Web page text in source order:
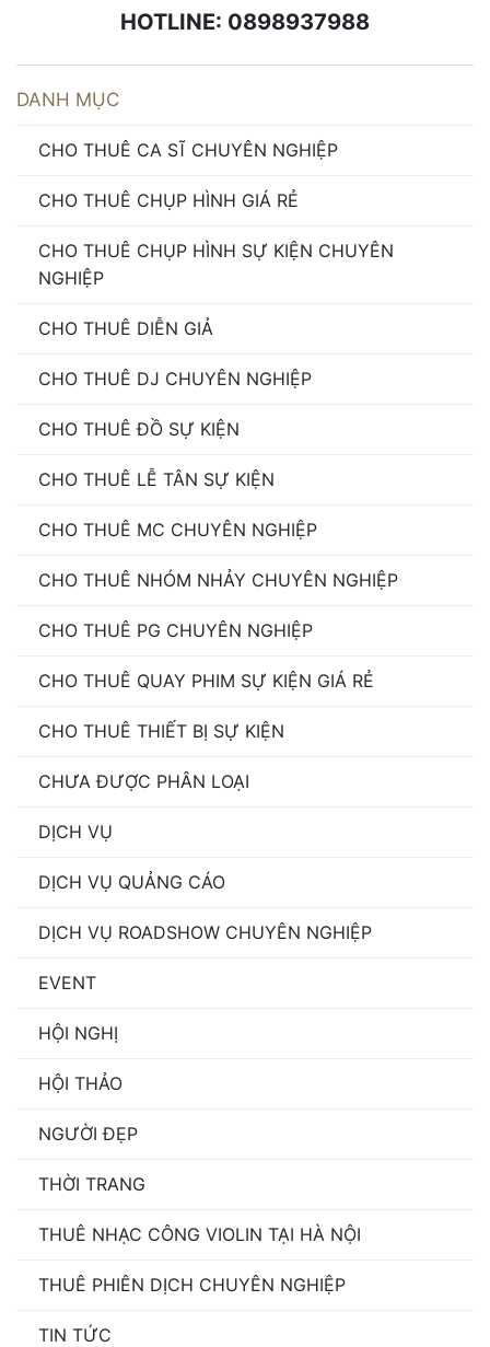
HOTLINE: 0898937988
DANH MỤC
CHO THUÊ CA SĨ CHUYÊN NGHIỆP
CHO THUÊ CHỤP HÌNH GIÁ RẺ
CHO THUÊ CHỤP HÌNH SỰ KIỆN CHUYÊN
NGHIỆP
CHO THUÊ DIỄN GIẢ
CHO THUÊ DJ CHUYÊN NGHIỆP
CHO THUÊ ĐỒ SỰ KIỆN
CHO THUÊ LỄ TÂN SỰ KIỆN
CHO THUÊ MC CHUYÊN NGHIỆP
CHO THUÊ NHÓM NHẢY CHUYÊN NGHIỆP
CHO THUÊ PG CHUYÊN NGHIỆP
CHO THUÊ QUAY PHIM SỰ KIỆN GIÁ RẺ
CHO THUÊ THIẾT BỊ SỰ KIỆN
CHƯA ĐƯỢC PHÂN LOẠI
DỊCH VỤ
DỊCH VỤ QUẢNG CÁO
DỊCH VỤ ROADSHOW CHUYÊN NGHIỆP
EVENT
HỘI NGHỊ
HỘI THẢO
NGƯỜI ĐẸP
THỜI TRANG
THUÊ NHẠC CÔNG VIOLIN TẠI HÀ NỘI
THUÊ PHIÊN DỊCH CHUYÊN NGHIỆP
TIN TỨC